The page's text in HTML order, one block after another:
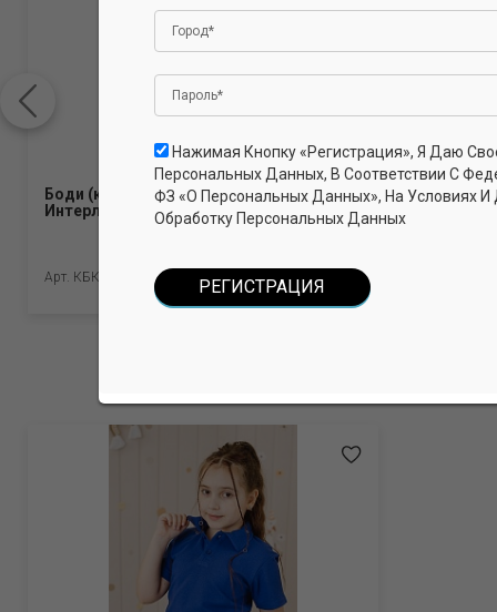
Боди (короткие рукава, кнопки).
Интерлок Пенье (100% хлопок)
Арт. КБККИрП_Молочный
Бриджи
хлопок, 5%
Нажимая Кнопку «Регистрация», Я Даю
Персональных Данных, В Соответствии С
ФЗ «О Персональных Данных», На Условиях
Обработку Персональных Данных